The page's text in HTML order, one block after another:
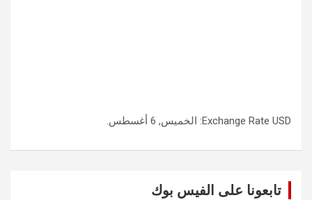
Exchange Rate USD : الخميس, 6 أغسطس.
تابعونا على الفيس بوك